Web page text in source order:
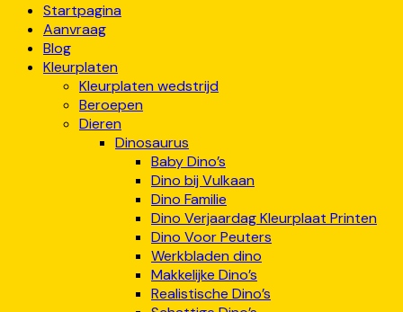
Startpagina
Aanvraag
Blog
Kleurplaten
Kleurplaten wedstrijd
Beroepen
Dieren
Dinosaurus
Baby Dino’s
Dino bij Vulkaan
Dino Familie
Dino Verjaardag Kleurplaat Printen
Dino Voor Peuters
Werkbladen dino
Makkelijke Dino’s
Realistische Dino’s